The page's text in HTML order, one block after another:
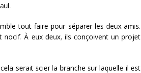
tout faire pour séparer les deux amis.
nocif. À eux deux, ils conçoivent un projet
serait scier la branche sur laquelle il est